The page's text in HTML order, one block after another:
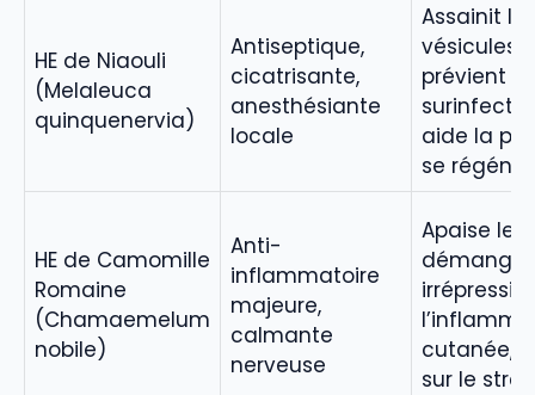
HE de Niaouli
(Melaleuca
quinquenervia)
Antiseptique,
cicatrisante,
anesthésiante
locale
Assainit les
vésicules,
prévient
aide la
se
HE de Camomille
Romaine
(Chamaemelum
nobile)
Anti-
inflammatoire
majeure,
calmante
nerveuse
Apaise les
cutanée,
sur le